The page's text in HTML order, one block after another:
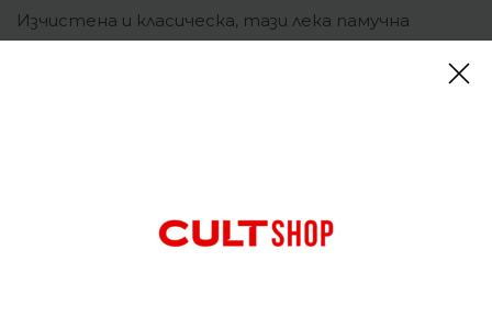
Изчистена и класическа, тази лека памучна